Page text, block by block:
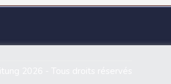
2026 - Tous droits réservés